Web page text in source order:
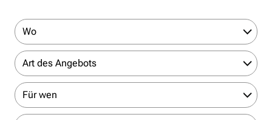
Wo
Art des Angebots
Für wen